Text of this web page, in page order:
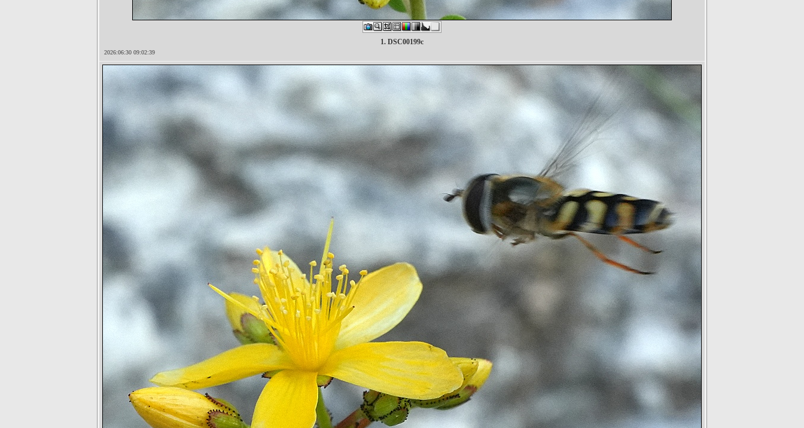
1. DSC00199c
2026:06:30 09:02:39